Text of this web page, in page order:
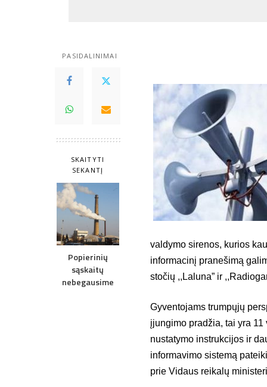
PASIDALINIMAI
SKAITYTI
SEKANTĮ
Popierinių
sąskaitų
nebegausime
valdymo sirenos, kurios
informacinį pranešimą
stočių ,,Laluna” ir
Gyventojams trumpųjų
įjungimo pradžia, tai yra
nustatymo instrukcijos ir
informavimo sistemą
prie Vidaus reikalų